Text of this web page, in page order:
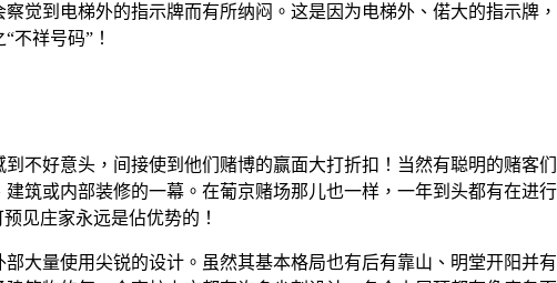
觉到电梯外的指示牌而有所纳闷。这是因为电梯外、偌大的指示牌
不祥号码”！
不好意头，间接使到他们赌博的赢面大打折扣！当然有聪明的赌客
筑或内部装修的一幕。在葡京赌场那儿也一样，一年到头都有在进
见庄家永远是佔优势的！
大量使用尖锐的设计。虽然其基本格局也有后有靠山、明堂开阳并